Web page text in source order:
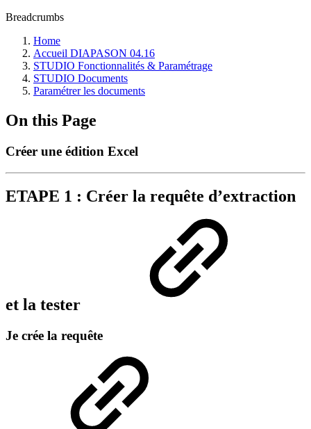
Breadcrumbs
Home
Accueil DIAPASON 04.16
STUDIO Fonctionnalités & Paramétrage
STUDIO Documents
Paramétrer les documents
On this Page
Créer une édition Excel
ETAPE 1 : Créer la requête d’extraction
et la tester
Je crée la requête